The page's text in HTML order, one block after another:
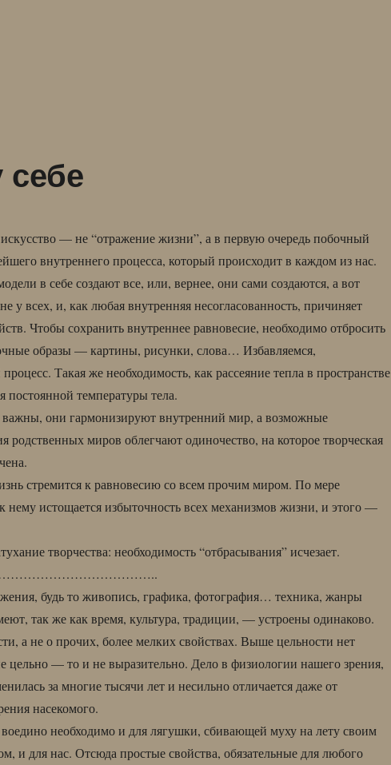
— не “отражение жизни”, а в первую очередь побочный
внутреннего процесса, который происходит в каждом из нас.
в себе создают все, или, вернее, они сами создаются, а вот
у всех, и, как любая внутренняя несогласованность, причиняет
Чтобы сохранить внутреннее равновесие, необходимо отбросить
образы — картины, рисунки, слова… Избавляемся,
Такая же необходимость, как рассеяние тепла в пространстве
постоянной температуры тела.
они гармонизируют внутренний мир, а возможные
родственных миров облегчают одиночество, на которое творческая
стремится к равновесию со всем прочим миром. По мере
нему истощается избыточность всех механизмов жизни, и этого —
творчества: необходимость “отбрасывания” исчезает.
будь то живопись, графика, фотография… техника, жанры
так же как время, культура, традиции, — устроены одинаково.
а не о прочих, более мелких свойствах. Выше цельности нет
цельно — то и не выразительно. Дело в физиологии нашего зрения,
за многие тысячи лет и несильно отличается даже от
насекомого.
воедино необходимо и для лягушки, сбивающей муху на лету своим
и для нас. Отсюда простые свойства, обязательные для любого